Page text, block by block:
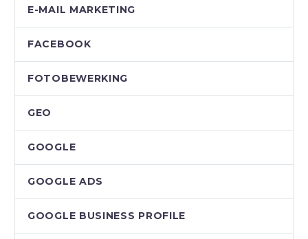
E-MAIL MARKETING
FACEBOOK
FOTOBEWERKING
GEO
GOOGLE
GOOGLE ADS
GOOGLE BUSINESS PROFILE